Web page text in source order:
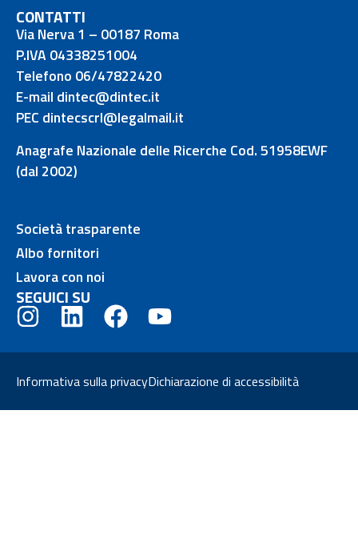
CONTATTI
Via Nerva 1 – 00187 Roma
P.IVA 04338251004
Telefono 06/47822420
E-mail dintec@dintec.it
PEC dintecscrl@legalmail.it
Anagrafe Nazionale delle Ricerche Cod. 51958EWF
(dal 2002)
Società trasparente
Albo fornitori
Lavora con noi
SEGUICI SU
Informativa sulla privacyDichiarazione di accessibilità